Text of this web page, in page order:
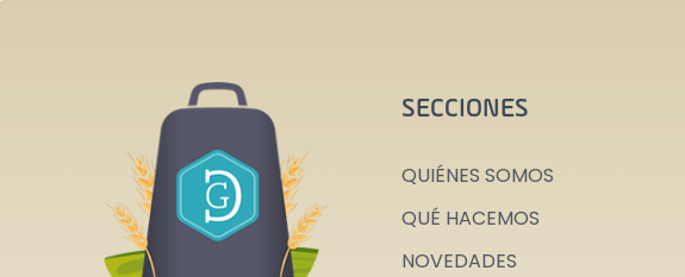
SECCIONES
QUIÉNES SOMOS
QUÉ HACEMOS
NOVEDADES